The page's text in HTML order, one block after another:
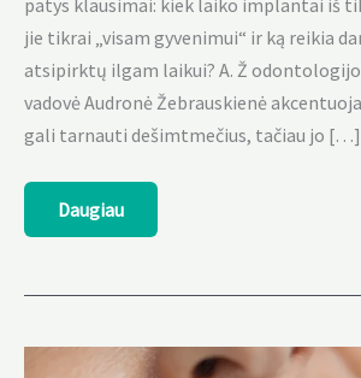
jie tikrai „visam gyvenimui“ ir ką reikia
atsipirktų ilgam laikui? A. Ž
vadovė Audronė Žebrauskienė
gali tarnauti dešimtmečius, tačiau jo […]
Kiek
laiko
juos
prižiūrėti?
Daugiau